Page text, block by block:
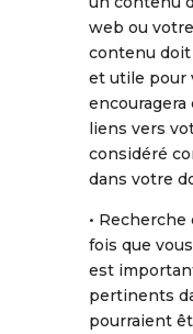
web ou
contenu
et utile pour
encouragera
liens vers
considéré
dans votre
•
fois que
est
pertinents
pourraient